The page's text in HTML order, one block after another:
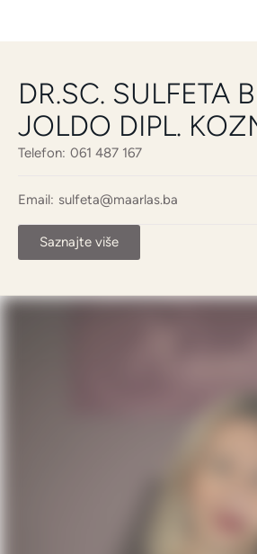
DR.SC. SULFETA
JOLDO DIPL.
Telefon: 061 487 167
Email: sulfeta@maarlas.ba
Saznajte više